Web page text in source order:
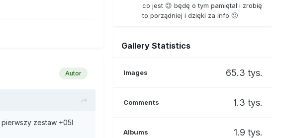
Autor
zestaw +05l
co jest 😉 będę o tym pamiętał i zrobię
to porządniej i dzięki za info 🙂
Gallery Statistics
Images 65.3 tys.
Comments 1.3 tys.
Albums 1.9 tys.